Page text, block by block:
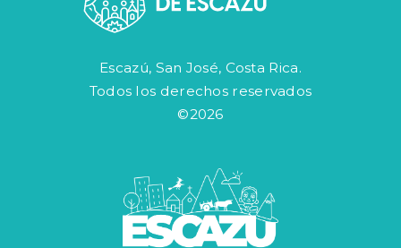
Escazú, San José, Costa Rica.
Todos los derechos reservados
©2026